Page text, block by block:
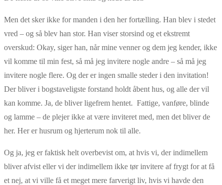
Men det sker ikke for manden i den her fortælling. Han blev i stedet
vred – og så blev han stor. Han viser storsind og et ekstremt
overskud: Okay, siger han, når mine venner og dem jeg kender, ikke
vil komme til min fest, så må jeg invitere nogle andre – så må jeg
invitere nogle flere. Og der er ingen smalle steder i den invitation!
Der bliver i bogstaveligste forstand holdt åbent hus, og alle der vil
kan komme. Ja, de bliver ligefrem hentet. Fattige, vanføre, blinde
og lamme – de plejer ikke at være inviteret med, men det bliver de
her. Her er husrum og hjerterum nok til alle.
Og ja, jeg er faktisk helt overbevist om, at hvis vi, der indimellem
bliver afvist eller vi der indimellem ikke tør invitere af frygt for at få
et nej, at vi ville få et meget mere farverigt liv, hvis vi havde den